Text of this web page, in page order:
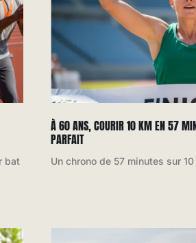
bat
À 60 ANS, COURIR 10 KM EN 57
PARFAIT
Un chrono de 57 minutes sur